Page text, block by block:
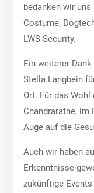
bedanken wir
Costume,
LWS Security.
Ein weiterer
Stella Langbein
Ort. Für das Wohl
Chandraratne, im
Auge auf die
Auch wir haben
Erkenntnisse
zukünftige